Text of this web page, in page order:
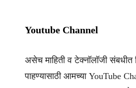
Youtube Channel
असेच माहिती व टेक्नॉलॉजी संबधीत
पाहण्यासाठी आमच्या YouTube